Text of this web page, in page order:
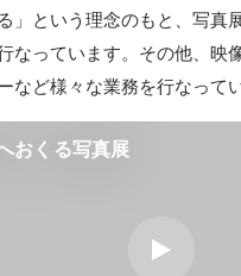
」という理念のもと、写
なっています。その他、映
など様々な業務を行なってい
おくる写真展